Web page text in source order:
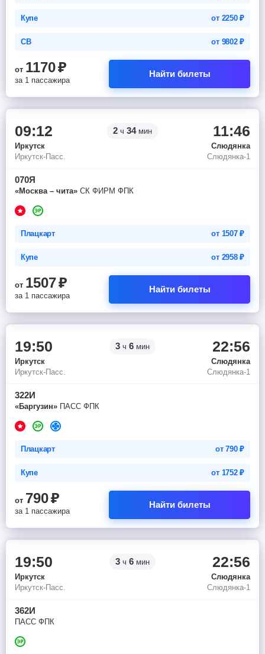
Купе от 2250₽
СВ от 9802₽
от 1170₽
за 1 пассажира
Найти билеты
09:12 2 ч 34мин 11:46
Иркутск
Слюдянка
Иркутск-Пасс.
Слюдянка-1
070Я
«Москва – чита» СК ФИРМ ФПК
Плацкарт от 1507₽
Купе от 2958₽
от 1507₽
за 1 пассажира
Найти билеты
19:50 3 ч 6 мин 22:56
Иркутск
Слюдянка
Иркутск-Пасс.
Слюдянка-1
322И
«Баргузин» ПАСС ФПК
Плацкарт от790₽
Купе от 1752₽
от 790₽
за 1 пассажира
Найти билеты
19:50 3 ч 6 мин 22:56
Иркутск
Слюдянка
Иркутск-Пасс.
Слюдянка-1
362И
ПАСС ФПК